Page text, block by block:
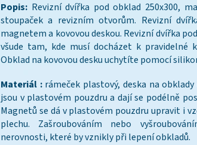
Popis: Revizní dvířka pod obklad 250x300,
stoupaček a revizním otvorům. Revizní
magnetem a kovovou deskou. Revizní dvířka
všude tam, kde musí docházet k pravidelné
Obklad na kovovou desku uchytíte pomocí
Materiál :rámeček plastový, deska na
jsou v plastovém pouzdru a dají se podélně
Magnetů se dá v plastovém pouzdru upravit i
plechu. Zašroubováním nebo
nerovnosti, které by vznikly při lepení obkladů.